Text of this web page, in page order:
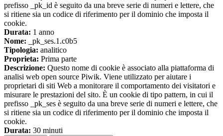
prefisso _pk_id è seguito da una breve serie di numeri e lettere, che
si ritiene sia un codice di riferimento per il dominio che imposta il
cookie.
Durata: 1 anno
Nome: _pk_ses.1.c0b5
Tipologia: analitico
Proprieta: Prima parte
Descrizione: Questo nome di cookie è associato alla piattaforma di
analisi web open source Piwik. Viene utilizzato per aiutare i
proprietari di siti Web a monitorare il comportamento dei visitatori e
misurare le prestazioni del sito. È un cookie di tipo pattern, in cui il
prefisso _pk_ses è seguito da una breve serie di numeri e lettere, che
si ritiene sia un codice di riferimento per il dominio che imposta il
cookie.
Durata: 30 minuti